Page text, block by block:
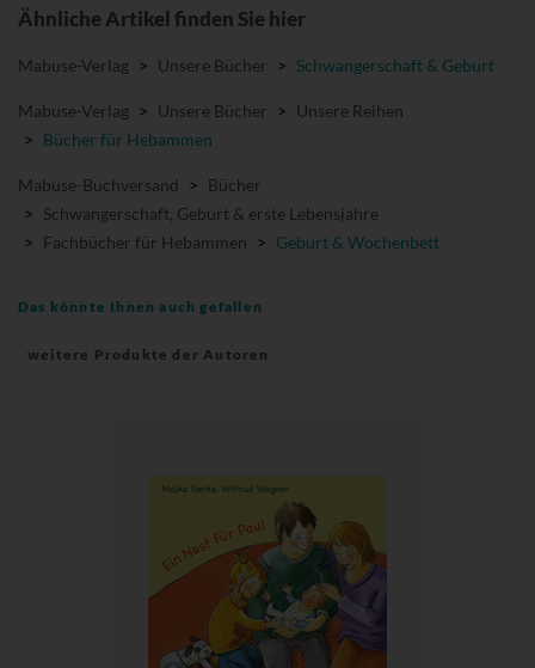
Ähnliche Artikel finden Sie hier
Mabuse-Verlag > Unsere Bücher > Schwangerschaft & Geburt
Mabuse-Verlag > Unsere Bücher > Unsere Reihen
> Bücher für Hebammen
Mabuse-Buchversand > Bücher
> Schwangerschaft, Geburt & erste Lebensjahre
> Fachbücher für Hebammen > Geburt & Wochenbett
Das könnte Ihnen auch gefallen
weitere Produkte der Autoren